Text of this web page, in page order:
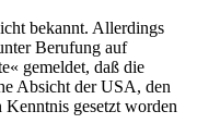
bekannt. Allerdings
Berufung auf
gemeldet, daß die
Absicht der USA, den
gesetzt worden